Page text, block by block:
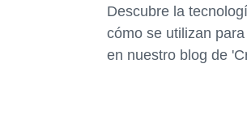
Descubre la
cómo se utilizan
en nuestro blog de